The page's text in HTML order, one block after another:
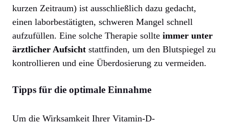
kurzen Zeitraum) ist ausschließlich dazu gedacht,
einen laborbestätigten, schweren Mangel schnell
aufzufüllen. Eine solche Therapie sollte immer unter
ärztlicher Aufsicht stattfinden, um den Blutspiegel zu
kontrollieren und eine Überdosierung zu vermeiden.
Tipps für die optimale Einnahme
Um die Wirksamkeit Ihrer Vitamin-D-